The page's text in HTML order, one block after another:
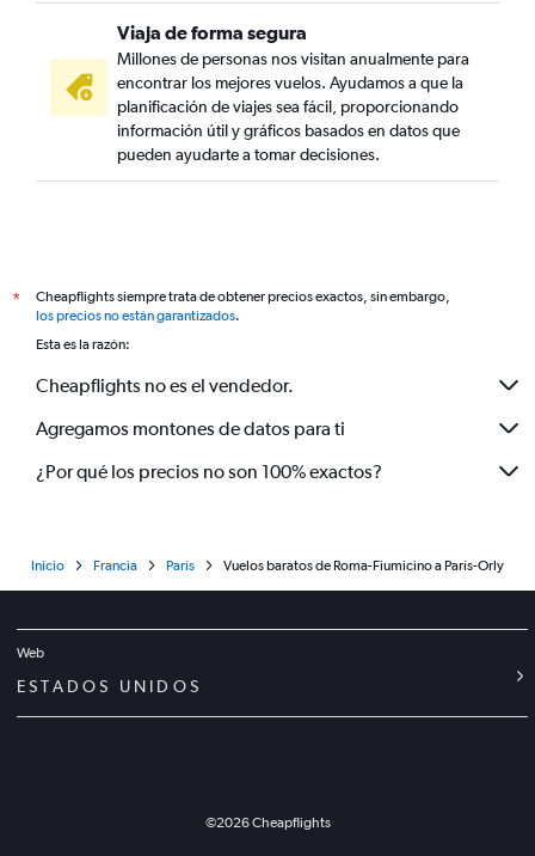
Viaja de forma segura
Millones de personas nos visitan anualmente para
encontrar los mejores vuelos. Ayudamos a que la
planificación de viajes sea fácil, proporcionando
información útil y gráficos basados en datos que
pueden ayudarte a tomar decisiones.
*
Cheapflights siempre trata de obtener precios exactos, sin embargo,
los precios no están garantizados.
Esta es la razón:
Cheapflights no es el vendedor.
Agregamos montones de datos para ti
¿Por qué los precios no son 100% exactos?
Inicio Francia París Vuelos baratos de Roma-Fiumicino a París-Orly
Web
ESTADOS UNIDOS
©2026Cheapflights